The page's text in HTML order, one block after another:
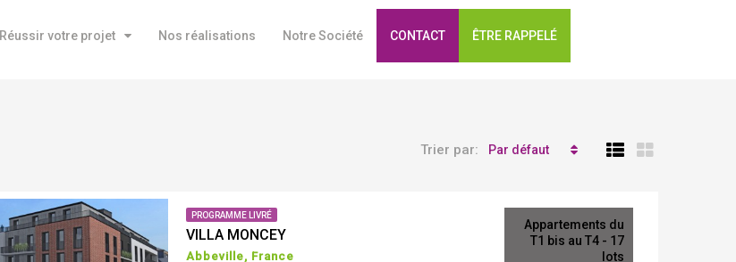
Réussir votre projet Nos réalisations Notre Société CONTACT ÊTRE RAPPELÉ
Trier par: Par défaut
PROGRAMME LIVRÉ
VILLA MONCEY
Abbeville, France
Appartements du
T1 bis au T4 - 17
lots